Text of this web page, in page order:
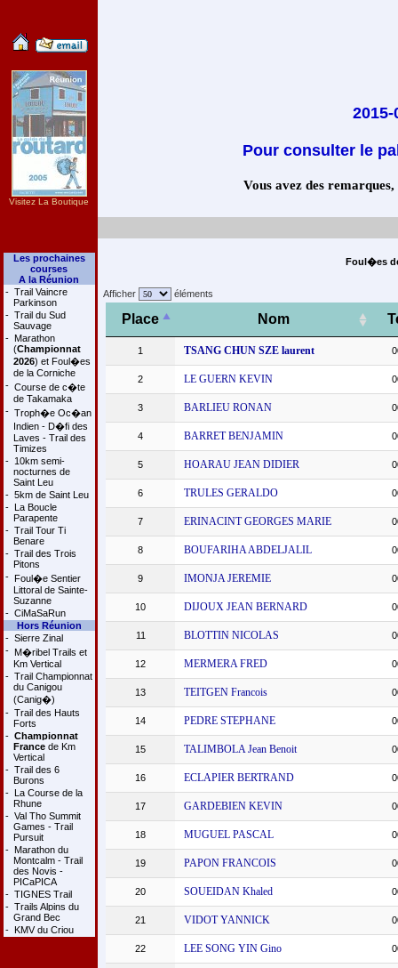
Visitez La Boutique
Les prochaines
courses
A la Réunion
- Trail Vaincre
Parkinson
- Trail du Sud
Sauvage
- Marathon
(Championnat
2026) et Foul�es
de la Corniche
- Course de c�te
de Takamaka
- Troph�e Oc�an
Indien - D�fi des
Laves - Trail des
Timizes
- 10km semi-
nocturnes de
Saint Leu
- 5km de Saint Leu
- La Boucle
Parapente
- Trail Tour Ti
Benare
- Trail des Trois
Pitons
- Foul�e Sentier
Littoral de Sainte-
Suzanne
- CiMaSaRun
Hors Réunion
- Sierre Zinal
- M�ribel Trails et
Km Vertical
- Trail Championnat
du Canigou
(Canig�)
- Trail des Hauts
Forts
- Championnat
Francede Km
Vertical
- Trail des 6
Burons
- La Course de la
Rhune
- Val Tho Summit
Games - Trail
Pursuit
- Marathon du
Montcalm - Trail
des Novis -
PICaPICA
- TIGNES Trail
- Trails Alpins du
Grand Bec
- KMV du Criou
Pour consulter le
Vous avez des
Foul�es
Afficher éléments
Place Nom
1 TSANG CHUN SZE laurent
2 LE GUERN KEVIN
3 BARLIEU RONAN
4 BARRET BENJAMIN
5 HOARAU JEAN DIDIER
6 TRULES GERALDO
7 ERINACINT GEORGES MARIE
8 BOUFARIHA ABDELJALIL
9 IMONJA JEREMIE
10 DIJOUX JEAN BERNARD
11 BLOTTIN NICOLAS
12 MERMERA FRED
13 TEITGEN Francois
14 PEDRE STEPHANE
15 TALIMBOLA Jean Benoit
16 ECLAPIER BERTRAND
17 GARDEBIEN KEVIN
18 MUGUEL PASCAL
19 PAPON FRANCOIS
20 SOUEIDAN Khaled
21 VIDOT YANNICK
22 LEE SONG YIN Gino